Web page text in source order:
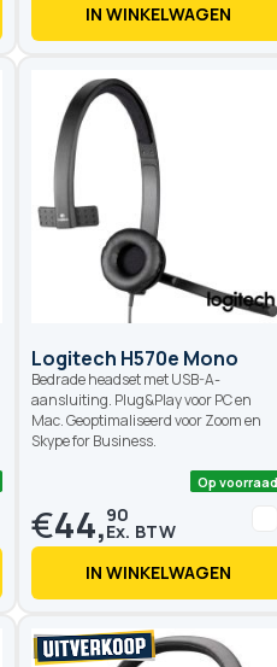
Op voorraad
IN WINKELWAGEN
Logitech H570e Mono
Bedrade headset met USB-A-
aansluiting. Plug&Play voor PC en
Mac. Geoptimaliseerd voor Zoom en
Skype for Business.
€44,90
IN WINKELWAGEN